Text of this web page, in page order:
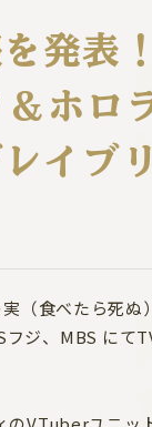
発表
ホロ
イブ
（食べたら死
ジ、MBS にて